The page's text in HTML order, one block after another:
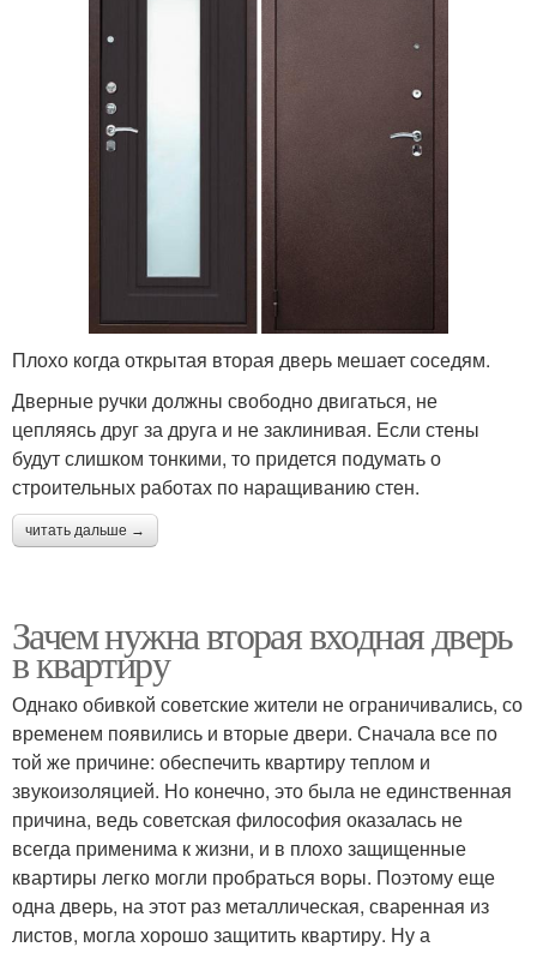
Плохо когда открытая вторая дверь мешает соседям.
Дверные ручки должны свободно двигаться, не
цепляясь друг за друга и не заклинивая. Если стены
будут слишком тонкими, то придется подумать о
строительных работах по наращиванию стен.
читать дальше →
Зачем нужна вторая входная дверь
в квартиру
Однако обивкой советские жители не ограничивались, со
временем появились и вторые двери. Сначала все по
той же причине: обеспечить квартиру теплом и
звукоизоляцией. Но конечно, это была не единственная
причина, ведь советская философия оказалась не
всегда применима к жизни, и в плохо защищенные
квартиры легко могли пробраться воры. Поэтому еще
одна дверь, на этот раз металлическая, сваренная из
листов, могла хорошо защитить квартиру. Ну а